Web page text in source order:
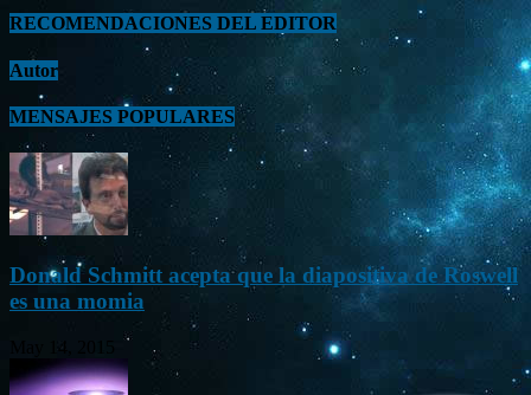
RECOMENDACIONES DEL EDITOR
Autor
MENSAJES POPULARES
Donald Schmitt acepta que la diapositiva de Roswell
es una momia
May 14, 2015